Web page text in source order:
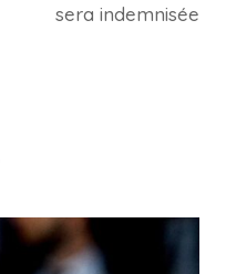
sera indemnisée